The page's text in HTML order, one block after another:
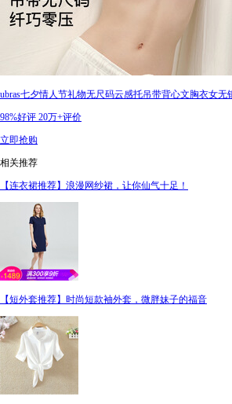
ubras七夕情人节礼物无尺码云感托吊带背心文胸衣女无
98%好评 20万+评价
立即抢购
相关推荐
【连衣裙推荐】浪漫网纱裙，让你仙气十足！
【短外套推荐】时尚短款袖外套，微胖妹子的福音